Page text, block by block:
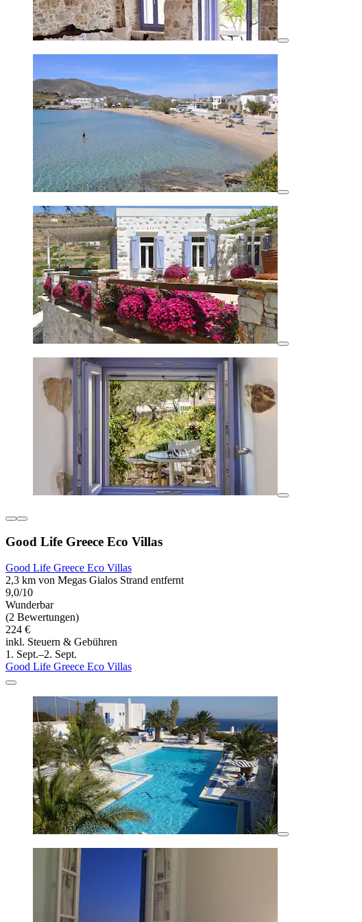
Good Life Greece Eco Villas
Good Life Greece Eco Villas
2,3 km von Megas Gialos Strand entfernt
9,0/10
Wunderbar
(2 Bewertungen)
224 €
inkl. Steuern & Gebühren
1. Sept.–2. Sept.
Good Life Greece Eco Villas